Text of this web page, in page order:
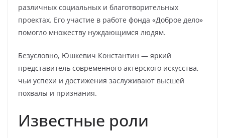
различных социальных и благотворительных
проектах. Его участие в работе фонда «Доброе дело»
помогло множеству нуждающимся людям.
Безусловно, Юшкевич Константин — яркий
представитель современного актерского искусства,
чьи успехи и достижения заслуживают высшей
похвалы и признания.
Известные роли